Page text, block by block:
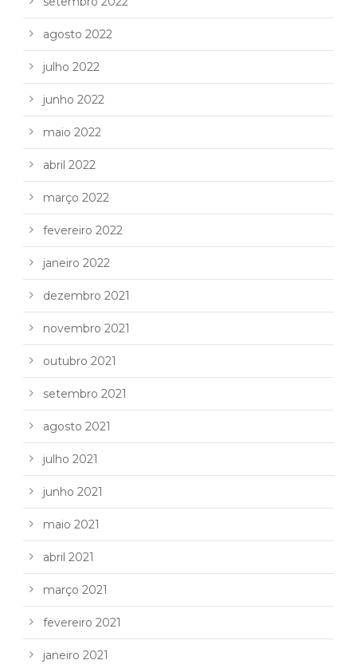
agosto 2022
julho 2022
junho 2022
maio 2022
abril 2022
março 2022
fevereiro 2022
janeiro 2022
dezembro 2021
novembro 2021
outubro 2021
setembro 2021
agosto 2021
julho 2021
junho 2021
maio 2021
abril 2021
março 2021
fevereiro 2021
janeiro 2021